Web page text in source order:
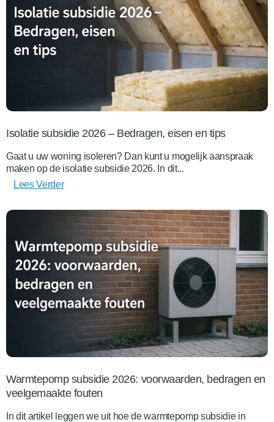
Isolatie subsidie 2026 – Bedragen, eisen en tips
Gaat u uw woning isoleren? Dan kunt u mogelijk aanspraak
maken op de isolatie subsidie 2026. In dit...
Lees Verder
Warmtepomp subsidie 2026: voorwaarden, bedragen en
veelgemaakte fouten
In dit artikel leggen we uit hoe de warmtepomp subsidie in